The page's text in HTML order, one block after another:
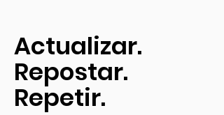
Actualizar.
Repostar.
Repetir.